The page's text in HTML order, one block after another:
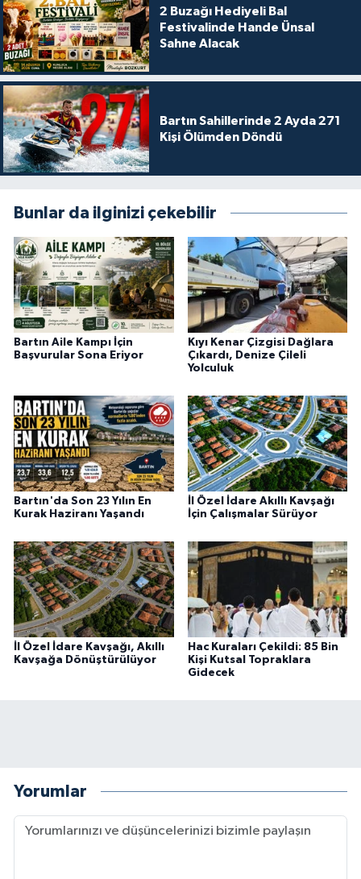
2 Buzağı Hediyeli Bal
Festivalinde Hande Ünsal
Sahne Alacak
Bartın Sahillerinde 2 Ayda 271
Kişi Ölümden Döndü
Bunlar da ilginizi çekebilir
Bartın Aile Kampı İçin
Başvurular Sona Eriyor
Kıyı Kenar Çizgisi Dağlara
Çıkardı, Denize Çileli
Yolculuk
Bartın'da Son 23 Yılın En
Kurak Haziranı Yaşandı
İl Özel İdare Akıllı Kavşağı
İçin Çalışmalar Sürüyor
İl Özel İdare Kavşağı, Akıllı
Kavşağa Dönüştürülüyor
Hac Kuraları Çekildi: 85 Bin
Kişi Kutsal Topraklara
Gidecek
Yorumlar